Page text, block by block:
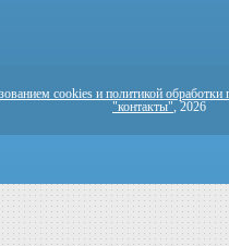
cookies и политикой
"контакты", 2026